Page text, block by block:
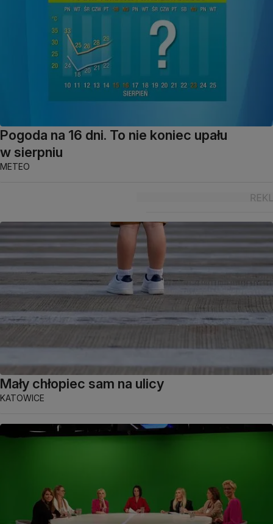
Pogoda na 16 dni. To nie koniec upału
w sierpniu
METEO
Mały chłopiec sam na ulicy
KATOWICE